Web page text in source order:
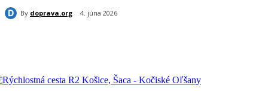
By doprava.org 4. júna 2026